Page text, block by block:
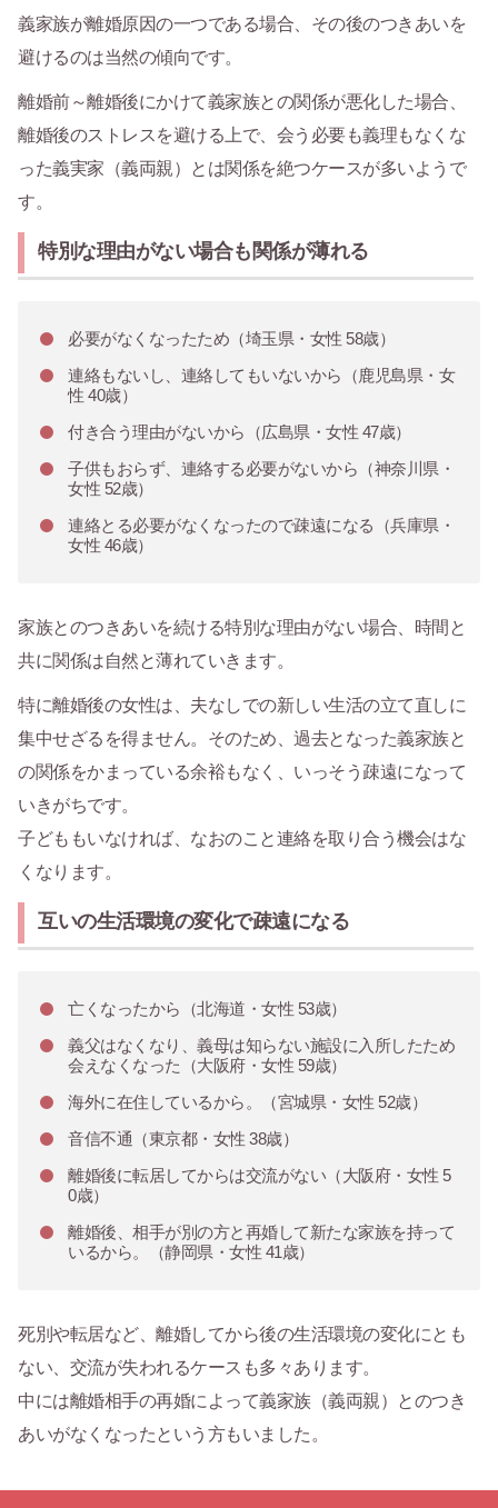
義家族が離婚原因の一つである場合、その後のつきあいを
避けるのは当然の傾向です。
離婚前～離婚後にかけて義家族との関係が悪化した場合、
離婚後のストレスを避ける上で、会う必要も義理もなくな
った義実家（義両親）とは関係を絶つケースが多いようで
す。
特別な理由がない場合も関係が薄れる
必要がなくなったため（埼玉県・女性 58歳）
連絡もないし、連絡してもいないから（鹿児島県・女
性 40歳）
付き合う理由がないから（広島県・女性 47歳）
子供もおらず、連絡する必要がないから（神奈川県・
女性 52歳）
連絡とる必要がなくなったので疎遠になる（兵庫県・
女性 46歳）
家族とのつきあいを続ける特別な理由がない場合、時間と
共に関係は自然と薄れていきます。
特に離婚後の女性は、夫なしでの新しい生活の立て直しに
集中せざるを得ません。そのため、過去となった義家族と
の関係をかまっている余裕もなく、いっそう疎遠になって
いきがちです。
子どももいなければ、なおのこと連絡を取り合う機会はな
くなります。
互いの生活環境の変化で疎遠になる
亡くなったから（北海道・女性 53歳）
義父はなくなり、義母は知らない施設に入所したため
会えなくなった（大阪府・女性 59歳）
海外に在住しているから。（宮城県・女性 52歳）
音信不通（東京都・女性 38歳）
離婚後に転居してからは交流がない（大阪府・女性 5
0歳）
離婚後、相手が別の方と再婚して新たな家族を持って
いるから。（静岡県・女性 41歳）
死別や転居など、離婚してから後の生活環境の変化にとも
ない、交流が失われるケースも多々あります。
中には離婚相手の再婚によって義家族（義両親）とのつき
あいがなくなったという方もいました。